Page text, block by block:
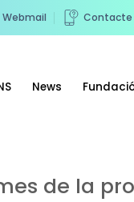
Webmail Contacte
News
de la